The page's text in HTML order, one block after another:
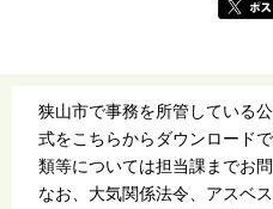
狭山市で事務を所管している
式をこちらからダウンロード
類等については担当課までお
なお、大気関係法令、アスベ